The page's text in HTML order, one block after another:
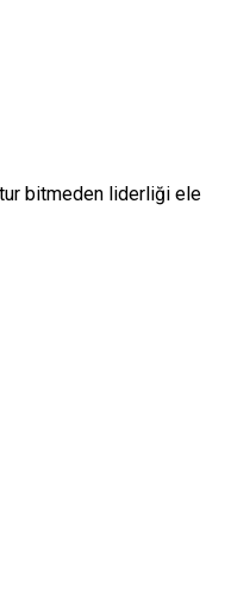
tur bitmeden liderliği ele